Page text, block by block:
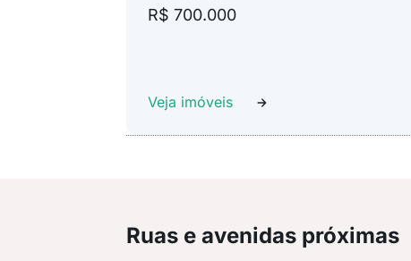
R$ 700.000
Veja imóveis
Ruas e avenidas próximas